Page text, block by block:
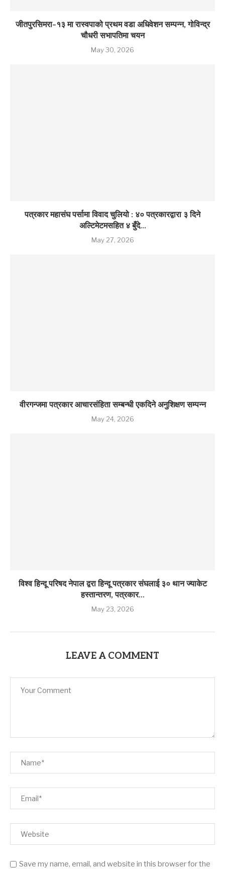
जीतपुरसिमरा–१३ मा रास्वपाको प्रथम वडा अधिवेशन सम्पन्न, गोविन्द्र
चौधरी सभापतिमा चयन
May 30, 2026
पत्रकार महासंघ पर्सामा विवाद चुलियो : ४० पत्रकारद्वारा ३ दिने
अल्टिमेटमसहित ४ बुँदे...
May 27, 2026
वीरगन्जमा पत्रकार आचारसंहिता सम्बन्धी एकदिने अनुशिक्षण सम्पन्न
May 24, 2026
विश्व हिन्दू परिषद नेपाल द्वरा हिन्दू पत्रकार संघलाई ३० थान ज्याकेट
हस्तान्तरण, पत्रकार...
May 23, 2026
LEAVE A COMMENT
Save my name, email, and website in this browser for the